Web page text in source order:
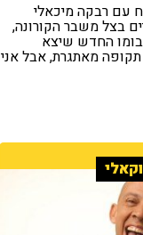
עם רבקה מיכאלי
בצל משבר הקורונה,
החדש שיצא
מאתגרת, אבל אני